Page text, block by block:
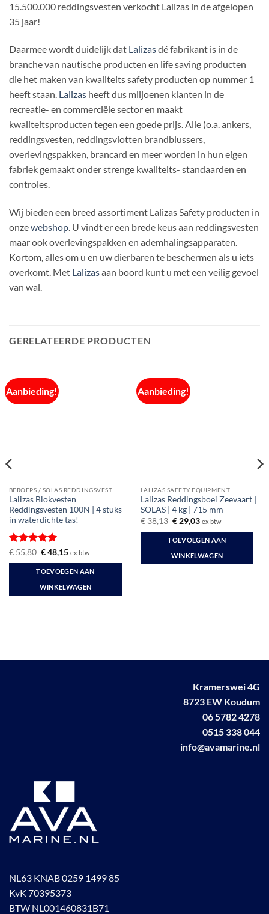
15.500.000 reddingsvesten verkocht Lalizas in de afgelopen
35 jaar!
Daarmee wordt duidelijk dat Lalizasdé fabrikant is in de
branche van nautische producten en life saving producten
die het maken van kwaliteits safety producten op nummer 1
heeft staan. Lalizas heeft dus miljoenen klanten in de
recreatie- en commerciële sector en maakt
kwaliteitsproducten tegen een goede prijs. Alle (o.a. ankers,
reddingsvesten, reddingsvlotten brandblussers,
overlevingspakken, brancard en meer worden in hun eigen
fabriek gemaakt onder strenge kwaliteits- standaarden en
controles.
Wij bieden een breed assortiment Lalizas Safety producten in
onzewebshop. U vindt er een brede keus aan reddingsvesten
maar ook overlevingspakken en ademhalingsapparaten.
Kortom, alles om u en uw dierbaren te beschermen als u iets
overkomt. Met Lalizasaan boord kunt u met een veilig gevoel
van wal.
GERELATEERDE PRODUCTEN
Aanbieding!
BEROEPS / SOLAS REDDINGSVEST
Lalizas Blokvesten
Reddingsvesten 100N | 4 stuks
in waterdichte tas!
Gewaardeerd
5uit 5
€55,80 Oorspronkelijke
was:
€ 55,80.
€48,15Huidige
is:
€ 48,15.
ex btw
TOEVOEGEN AAN
WINKELWAGEN
Aanbieding!
LALIZAS SAFETY EQUIPMENT
Lalizas Reddingsboei Zeevaart |
SOLAS | 4 kg | 715 mm
€38,13 Oorspronkelijke
was:
€ 38,13.
€29,03Huidige
is:
€ 29,03.
ex btw
TOEVOEGEN AAN
WINKELWAGEN
Kramerswei 4G
8723 EW Koudum
06 5782 4278
0515 338 044
info@avamarine.nl
NL63 KNAB 0259 1499 85
KvK 70395373
BTW NL001460831B71